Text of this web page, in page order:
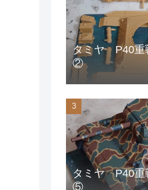
タミヤ P40重
②
タミヤ P40重
⑤